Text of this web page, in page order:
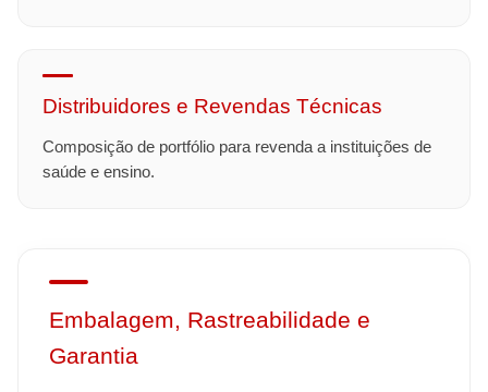
Distribuidores e Revendas Técnicas
Composição de portfólio para revenda a instituições de
saúde e ensino.
Embalagem, Rastreabilidade e
Garantia